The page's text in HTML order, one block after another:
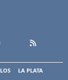
LA PLATA